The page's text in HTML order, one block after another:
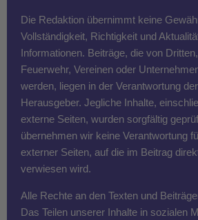
Die Redaktion übernimmt keine
Vollständigkeit, Richtigkeit und
Informationen. Beiträge, die von
Feuerwehr, Vereinen oder
werden, liegen in der Verantwortung
Herausgeber. Jegliche Inhalte,
externe Seiten, wurden sorgfältig
übernehmen wir keine Verantwortung
externer Seiten, auf die im Beitrag
verwiesen wird.
Alle Rechte an den Texten und
Das Teilen unserer Inhalte in sozialen